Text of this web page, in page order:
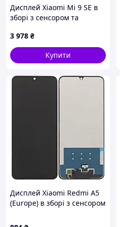
Відео, як ми упаковуємо
Дисплей Xiaomi Mi 9 SE в
зборі з сенсором та
Original PRC
3 978 ₴
Купити
Дисплей Xiaomi Redmi A5
(Europe) в зборі з сенсором